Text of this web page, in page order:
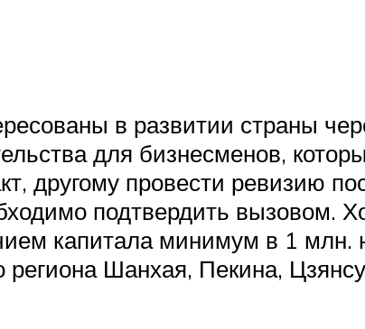
в развитии страны
для бизнесменов,
другому провести ревизию
подтвердить вызовом.
капитала минимум в 1
региона Шанхая, Пекина,